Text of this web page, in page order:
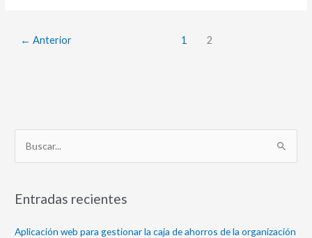
← Anterior 1 2
c
Entradas recientes
Aplicación web para gestionar la caja de ahorros de la organización